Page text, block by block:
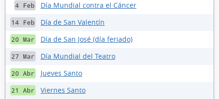
4 Feb Día Mundial contra el Cáncer
14 Feb Día de San Valentín
20 Mar Día de San José (día feriado)
27 Mar Día Mundial del Teatro
20 Abr Jueves Santo
21 Abr Viernes Santo